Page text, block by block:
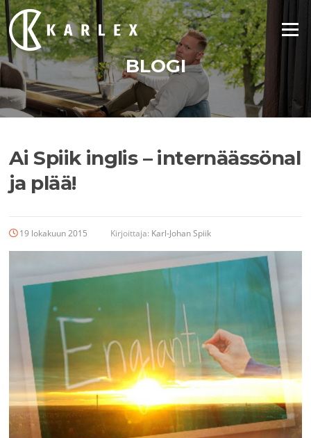
Siirry
suoraan
sisältöön
Valikko
BLOGI
Ai Spiik inglis – internäässönal
ja plää!
19 lokakuun 2015 Kirjoittaja: Karl-Johan Spiik